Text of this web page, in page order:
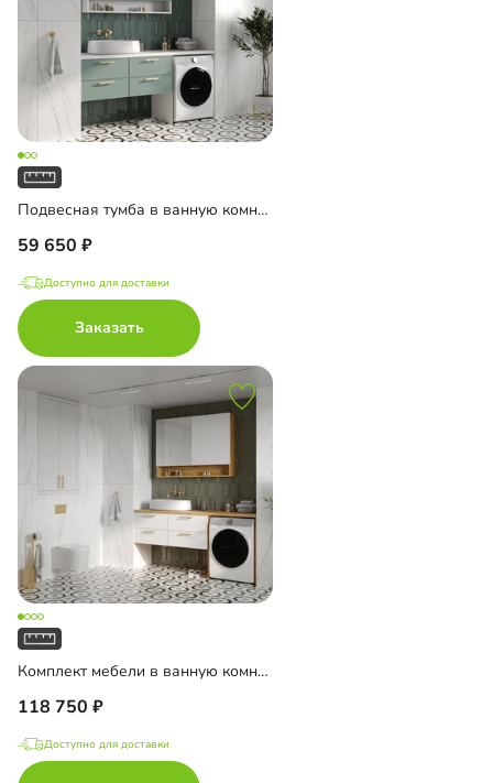
Подвесная тумба в ванную комнату Ментон-3
59 650
Доступно для доставки
Заказать
Комплект мебели в ванную комнату Ментон-3
118 750
Доступно для доставки